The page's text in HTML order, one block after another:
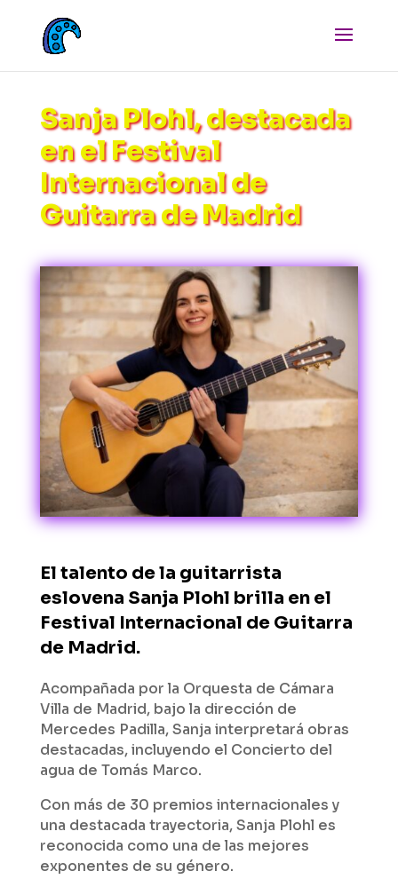
Sanja Plohl, destacada
en el Festival
Internacional de
Guitarra de Madrid
El talento de la guitarrista
eslovena Sanja Plohl brilla en el
Festival Internacional de Guitarra
de Madrid.
Acompañada por la Orquesta de Cámara
Villa de Madrid, bajo la dirección de
Mercedes Padilla, Sanja interpretará obras
destacadas, incluyendo el Concierto del
agua de Tomás Marco.
Con más de 30 premios internacionales y
una destacada trayectoria, Sanja Plohl es
reconocida como una de las mejores
exponentes de su género.